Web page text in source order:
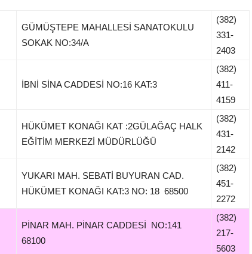
GÜMÜŞTEPE MAHALLESİ SANATOKULU
SOKAK NO:34/A
(382)
331-
2403
İBNİ SİNA CADDESİ NO:16 KAT:3
(382)
411-
4159
HÜKÜMET KONAĞI KAT :2GÜLAĞAÇ HALK
EĞİTİM MERKEZİ MÜDÜRLÜĞÜ
(382)
431-
2142
YUKARI MAH. SEBATİ BUYURAN CAD.
HÜKÜMET KONAĞI KAT:3 NO: 18 68500
(382)
451-
2272
PİNAR MAH. PİNAR CADDESİ NO:141
68100
(382)
217-
5603